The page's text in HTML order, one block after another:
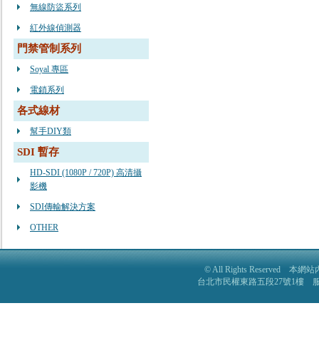
無線防盜系列
紅外線偵測器
門禁管制系列
Soyal 專區
電鎖系列
各式線材
幫手DIY類
SDI 暫存
HD-SDI (1080P / 720P) 高清攝
影機
SDI傳輸解決方案
OTHER
© All Rights Reserved 本網站
台北市民權東路五段27號1樓